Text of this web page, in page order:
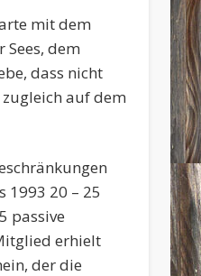
mit dem
Sees, dem
dass nicht
auf dem
1993 20 – 25
passive
erhielt
der die